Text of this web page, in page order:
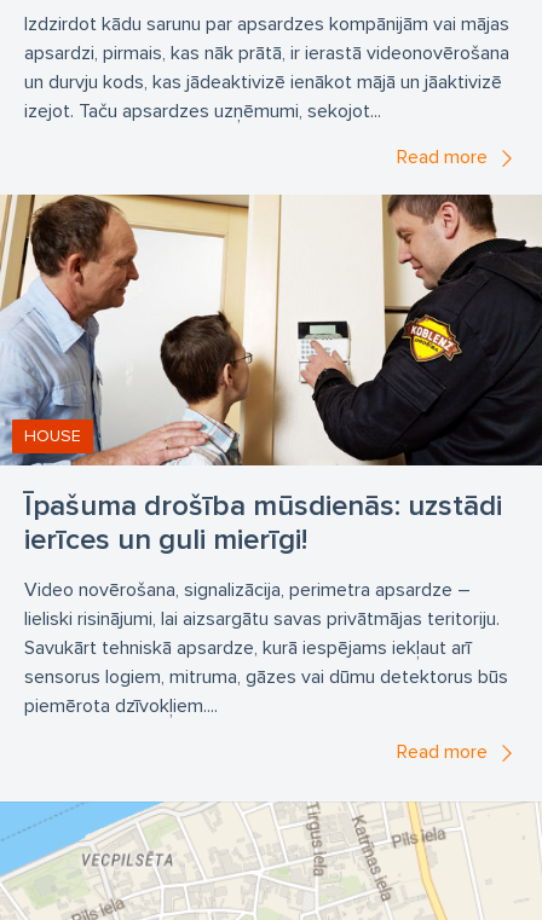
Izdzirdot kādu sarunu par apsardzes kompānijām vai mājas
apsardzi, pirmais, kas nāk prātā, ir ierastā videonovērošana
un durvju kods, kas jādeaktivizē ienākot mājā un jāaktivizē
izejot. Taču apsardzes uzņēmumi, sekojot...
Read more
Īpašuma drošība mūsdienās: uzstādi
ierīces un guli mierīgi!
HOUSE
Video novērošana, signalizācija, perimetra apsardze –
lieliski risinājumi, lai aizsargātu savas privātmājas teritoriju.
Savukārt tehniskā apsardze, kurā iespējams iekļaut arī
sensorus logiem, mitruma, gāzes vai dūmu detektorus būs
piemērota dzīvokļiem....
Read more